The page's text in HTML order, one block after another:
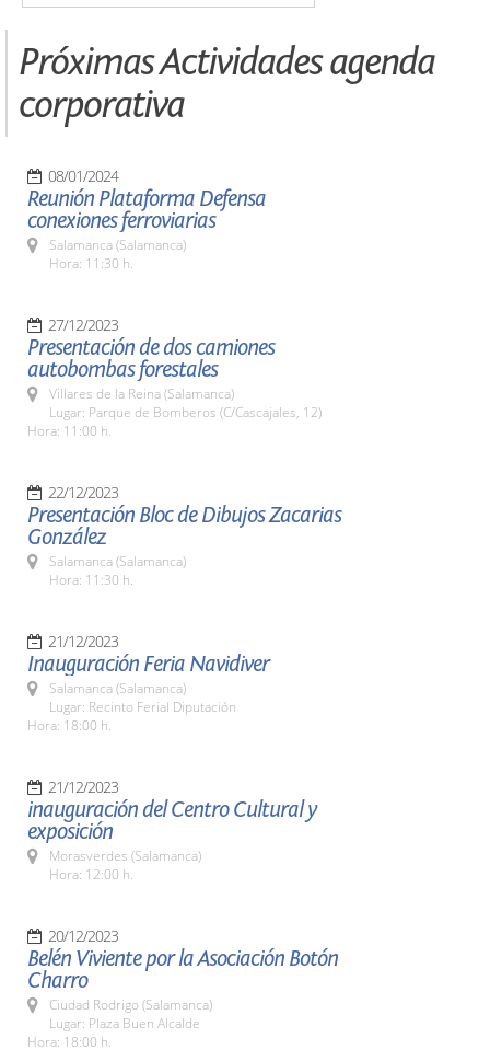
Próximas Actividades agenda
corporativa
08/01/2024
Reunión Plataforma Defensa
conexiones ferroviarias
Salamanca (Salamanca)
Hora: 11:30 h.
27/12/2023
Presentación de dos camiones
autobombas forestales
Villares de la Reina (Salamanca)
Lugar: Parque de Bomberos (C/Cascajales, 12)
Hora: 11:00 h.
22/12/2023
Presentación Bloc de Dibujos Zacarias
González
Salamanca (Salamanca)
Hora: 11:30 h.
21/12/2023
Inauguración Feria Navidiver
Salamanca (Salamanca)
Lugar: Recinto Ferial Diputación
Hora: 18:00 h.
21/12/2023
inauguración del Centro Cultural y
exposición
Morasverdes (Salamanca)
Hora: 12:00 h.
20/12/2023
Belén Viviente por la Asociación Botón
Charro
Ciudad Rodrigo (Salamanca)
Lugar: Plaza Buen Alcalde
Hora: 18:00 h.